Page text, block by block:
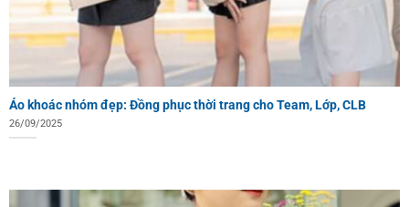
Áo khoác nhóm đẹp: Đồng phục thời trang cho Team, Lớp, CLB
26/09/2025